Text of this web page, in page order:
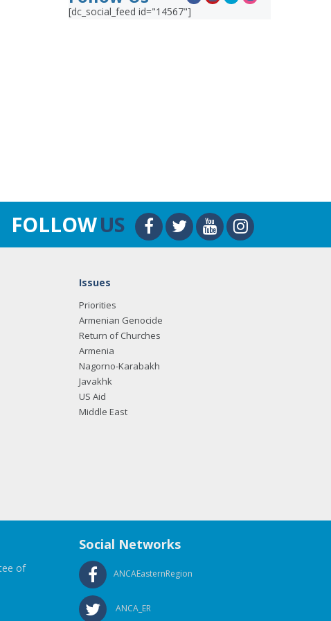
[dc_social_feed id="14567"]
FOLLOWUS
Issues
Priorities
Armenian Genocide
Return of Churches
Armenia
Nagorno-Karabakh
Javakhk
US Aid
Middle East
of
Social Networks
ANCAEasternRegion
ANCA_ER